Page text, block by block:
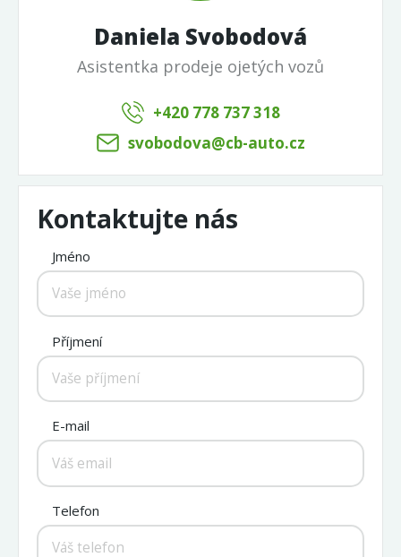
Daniela Svobodová
Asistentka prodeje ojetých vozů
+420 778 737 318
svobodova@cb-auto.cz
Kontaktujte nás
Jméno
Příjmení
E-mail
Telefon